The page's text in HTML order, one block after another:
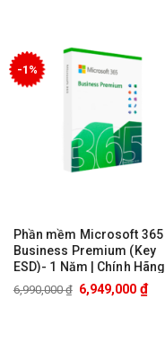
-1%
Phần mềm Microsoft 365
Business Premium (Key
ESD)- 1 Năm | Chính Hãng
6,990,000₫ 6,949,000 ₫